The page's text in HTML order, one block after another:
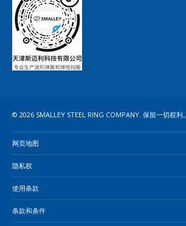
© 2026 SMALLEY STEEL RING COMPANY. 保留一切权利。
网页地图
隐私权
使用条款
条款和条件